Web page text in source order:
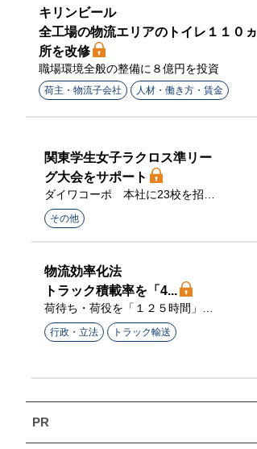
キリンビール
全工場の物流エリアのトイレ１１０ヵ
所を改修
職場環境全般の整備に８億円を投資
荷主・物流子会社 人材・働き方・賃金
関東学生女子ラクロス準リー
グ大会をサポート
ダイワコーポ 本社に23校を招き
開幕式、撮影会も実施
その他
物流効率化法
トラック積載率を「4...
荷待ち・荷役を「１２５時間」削
減も
行政・立法 トラック輸送